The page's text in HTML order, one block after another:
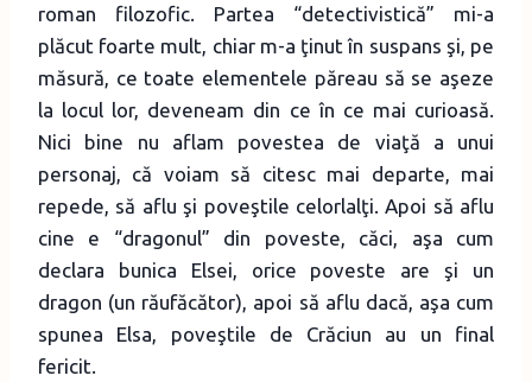
roman filozofic. Partea “detectivistică” mi-a
plăcut foarte mult, chiar m-a ţinut în suspans şi, pe
măsură, ce toate elementele păreau să se aşeze
la locul lor, deveneam din ce în ce mai curioasă.
Nici bine nu aflam povestea de viaţă a unui
personaj, că voiam să citesc mai departe, mai
repede, să aflu şi poveştile celorlalţi. Apoi să aflu
cine e “dragonul” din poveste, căci, aşa cum
declara bunica Elsei, orice poveste are şi un
dragon (un răufăcător), apoi să aflu dacă, aşa cum
spunea Elsa, poveştile de Crăciun au un final
fericit.